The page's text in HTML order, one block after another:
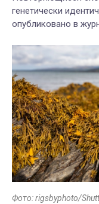
генетически
опубликовано в
Фото: rigsbyphoto/